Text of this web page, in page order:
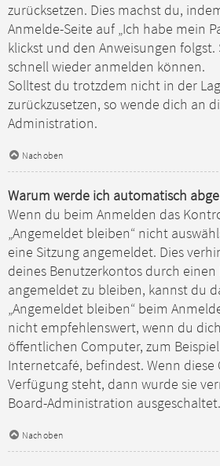
zurücksetzen. Dies machst du,
Anmelde-Seite auf „Ich habe mein
klickst und den Anweisungen folgst.
schnell wieder anmelden können.
Solltest du trotzdem nicht in der
zurückzusetzen, so wende dich an
Administration.
Nach oben
Warum werde ich automatisch
Wenn du beim Anmelden das
„Angemeldet bleiben“ nicht
eine Sitzung angemeldet. Dies
deines Benutzerkontos durch einen
angemeldet zu bleiben, kannst du
„Angemeldet bleiben“ beim
nicht empfehlenswert, wenn du
öffentlichen Computer, zum
Internetcafé, befindest. Wenn
Verfügung steht, dann wurde sie
Board-Administration ausgeschaltet.
Nach oben